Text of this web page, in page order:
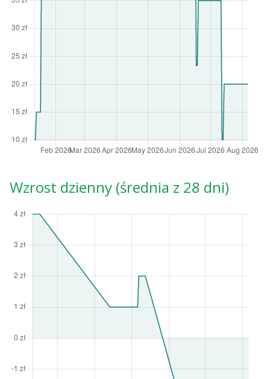
Wzrost dzienny (średnia z 28 dni)